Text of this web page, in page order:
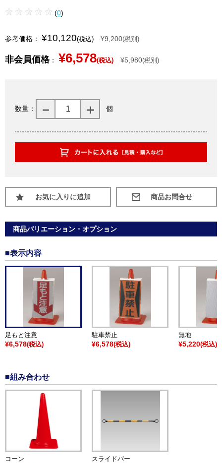
(0)
参考価格： ¥10,120(税込) ¥9,200(税別)
非会員価格： ¥6,578(税込) ¥5,980(税別)
数量： 個
お気に入りに追加
商品バリエーション・オプション
■表示内容
足もと注意
¥6,578(税込)
駐車禁止
¥6,578(税込)
無地
¥5,220(税込)
■組み合わせ
コーン スライドバー